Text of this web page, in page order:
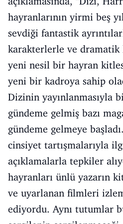
hayranlarının yirmi beş
sevdiği fantastik
karakterlerle ve
yeni nesil bir hayran
yeni bir kadroya sahip
Dizinin yayınlanmasıyla
gündeme gelmiş bazı
gündeme gelmeye
cinsiyet tartışmalarıyla
açıklamalarla tepkiler
hayranları ünlü yazarın
ve uyarlanan filmleri
ediyordu. Aynı tutumlar